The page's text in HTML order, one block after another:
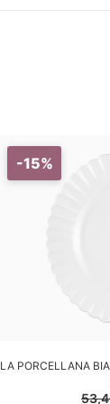
-15%
LA PORCELLANA